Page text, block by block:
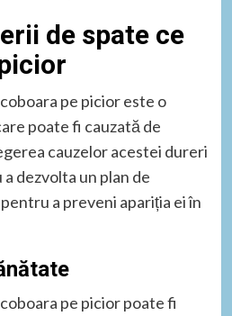
de spate ce
pe picior este o
poate fi cauzată de
cauzelor acestei dureri
dezvolta un plan de
a preveni apariția ei în
pe picior poate fi